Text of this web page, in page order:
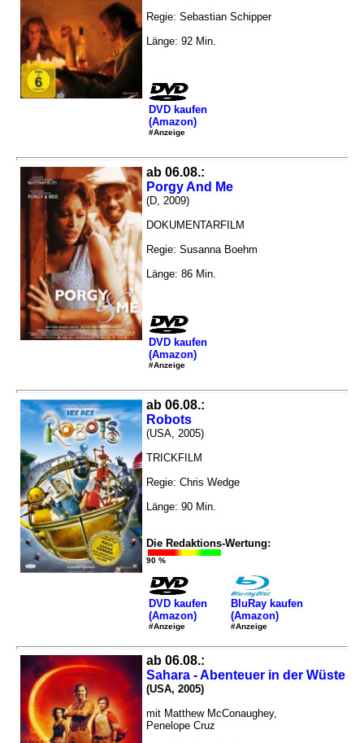
Regie: Sebastian Schipper
Länge: 92 Min.
DVD kaufen
(Amazon)
#Anzeige
ab 06.08.:
Porgy And Me
(D, 2009)
DOKUMENTARFILM
Regie: Susanna Boehm
Länge: 86 Min.
DVD kaufen
(Amazon)
#Anzeige
ab 06.08.:
Robots
(USA, 2005)
TRICKFILM
Regie: Chris Wedge
Länge: 90 Min.
Die Redaktions-Wertung:
90 %
DVD kaufen
(Amazon)
#Anzeige
BluRay kaufen
(Amazon)
#Anzeige
ab 06.08.:
Sahara - Abenteuer in der Wüste
(USA, 2005)
mit Matthew McConaughey,
Penelope Cruz